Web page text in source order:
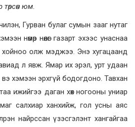
юм.
Гурван булаг сумын зааг нутаг
нөмөр нөөлөг газарт эхээс унаснаа
хойноо олж мэджээ. Энэ хугацаанд
л явж. Ямар их эрэл, урт удаан
хэмээн эрхгүй бодогдоно. Тавхан
ижийгээ даган хөх ногооны униар
салхиар ханхийж, гол усны аяс
найрссан үзэсгэлэнт хангайгаа